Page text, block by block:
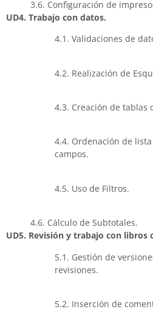
3.6. Configuración de
UD4. Trabajo con datos.
4.1. Validaciones de
4.2. Realización de
4.3. Creación de tablas
4.4. Ordenación de
campos.
4.5. Uso de Filtros.
4.6. Cálculo de Subtotales.
UD5. Revisión y trabajo con libros
5.1. Gestión de
revisiones.
5.2. Inserción de